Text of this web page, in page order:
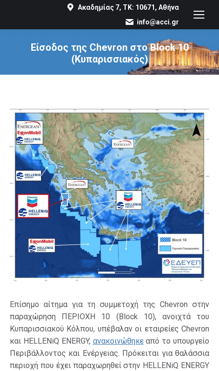
Ακαδημίας 7, ΤΚ: 10671, Αθήνα
info@acci.gr
Είσοδος της Chevron στο Block 10
(Κυπαρισσιακός)
You are here:
Επίσημο αίτημα για τη συμμετοχή της Chevron στην
παραχώρηση ΠΕΡΙΟΧΗ 10 (Block 10), ανοιχτά του
Κυπαρισσιακού Κόλπου, υπέβαλαν οι εταιρείες Chevron
και HELLENiQ ENERGY, ανακοινώθηκεαπό το υπουργείο
Περιβάλλοντος και Ενέργειας. Πρόκειται για θαλάσσια
περιοχή που έχει παραχωρηθεί στην HELLENiQ ENERGY